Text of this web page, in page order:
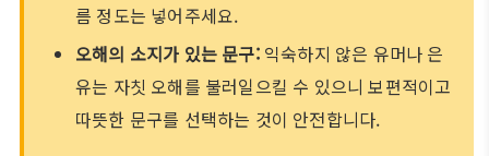
름 정도는 넣어주세요.
오해의 소지가 있는 문구:익숙하지 않은 유머나 은
유는 자칫 오해를 불러일으킬 수 있으니 보편적이고
따뜻한 문구를 선택하는 것이 안전합니다.